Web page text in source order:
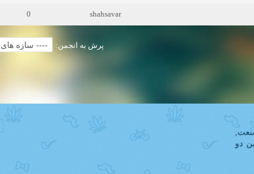
shahsavar
0
پرش به انجمن:
دو